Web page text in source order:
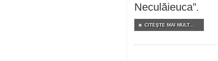
Neculăieuca”.
CITEŞTE MAI MULT...